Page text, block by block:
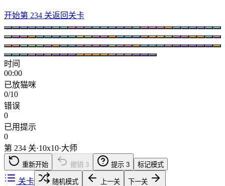
开始第 234 关返回关卡
时间
00:00
已放猫咪
0/10
错误
0
已用提示
0
第 234 关·10x10·大师
重新开始 撤销 3 提示 3 标记模式
关卡 随机模式 上一关
下一关